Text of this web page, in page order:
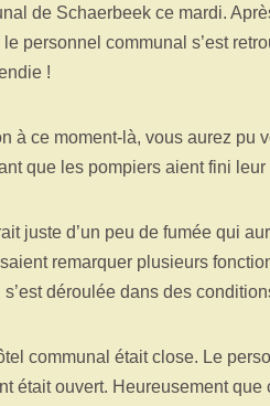
de Schaerbeek ce mardi.
personnel communal s’est
!
à ce moment-là, vous aurez pu
que les pompiers aient fini leur
juste d’un peu de fumée qui
remarquer plusieurs
déroulée dans des
communal était close. Le
était ouvert. Heureusement que